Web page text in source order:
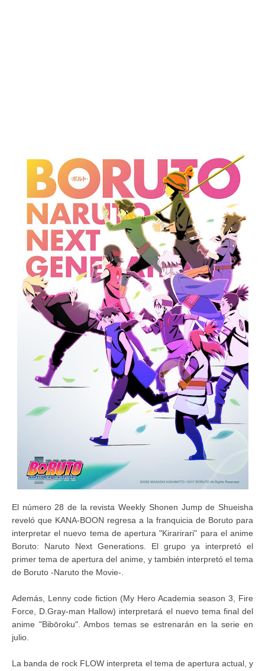
El número 28 de la revista Weekly Shonen Jump de Shueisha
reveló que KANA-BOON regresa a la franquicia de Boruto para
interpretar el nuevo tema de apertura "Kirarirari" para el anime
Boruto: Naruto Next Generations. El grupo ya interpretó el
primer tema de apertura del anime, y también interpretó el tema
de Boruto -Naruto the Movie-.
Además, Lenny code fiction (My Hero Academia season 3, Fire
Force, D.Gray-man Hallow) interpretará el nuevo tema final del
anime "Bibōroku". Ambos temas se estrenarán en la serie en
julio.
La banda de rock FLOW interpreta el tema de apertura actual, y